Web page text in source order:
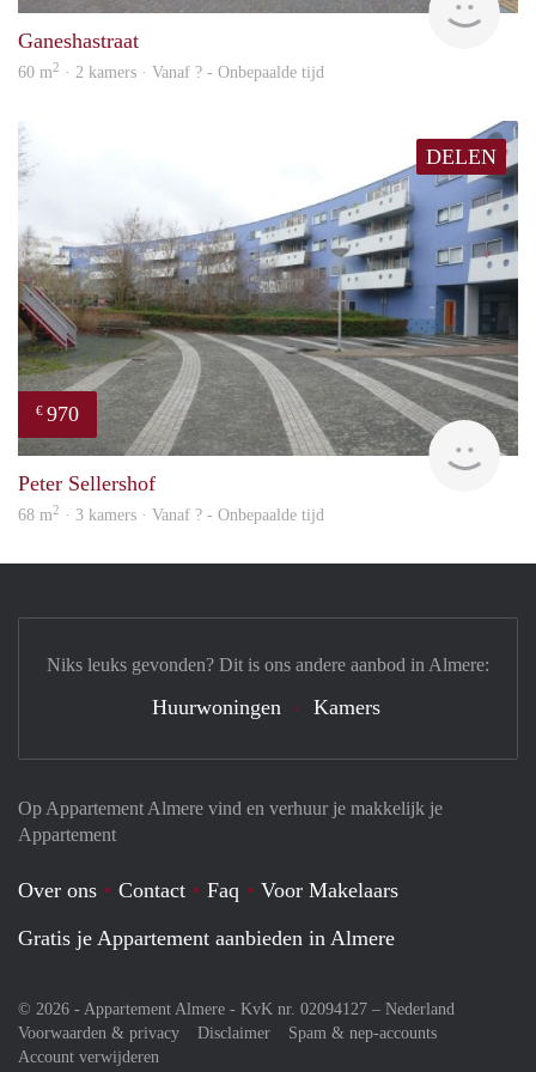
Ganeshastraat
60 m2 · 2 kamers · Vanaf ? - Onbepaalde tijd
DELEN
€ 970
Peter Sellershof
68 m2 · 3 kamers · Vanaf ? - Onbepaalde tijd
Op Appartement Almere vind en verhuur je makkelijk je
Appartement
Over ons Contact Faq
Voor Makelaars
Gratis je Appartement aanbieden in Almere
© 2026 - Appartement Almere - KvK nr. 02094127 – Nederland
Voorwaarden & privacy
Disclaimer
Spam & nep-accounts
Account verwijderen
Niks leuks gevonden? Dit is ons andere aanbod in Almere:
Huurwoningen Kamers